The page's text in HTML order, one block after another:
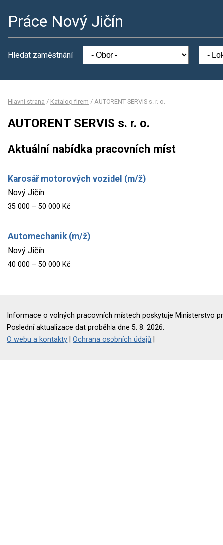
Práce Nový Jičín
Hledat zaměstnání
Hlavní strana / Katalog firem / AUTORENT SERVIS s. r. o.
AUTORENT SERVIS s. r. o.
Aktuální nabídka pracovních míst
Karosář motorových vozidel (m/ž)
Nový Jičín
35 000 – 50 000 Kč
Automechanik (m/ž)
Nový Jičín
40 000 – 50 000 Kč
Informace o volných pracovních místech poskytuje Ministerstvo
Poslední aktualizace dat proběhla dne 5. 8. 2026.
O webu a kontakty |Ochrana osobních údajů